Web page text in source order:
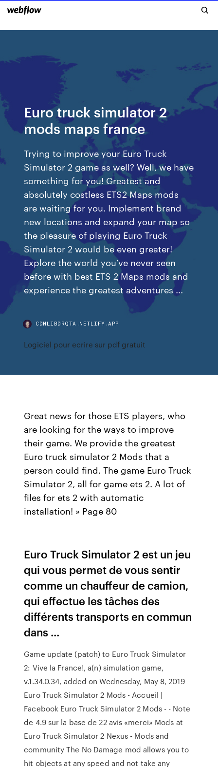
Euro truck simulator 2
mods maps france
Trying to improve your Euro Truck
Simulator 2 game as well? Well, we have
something for you! Greatest and
absolutely costless ETS2 Maps mods
are waiting for you. Implement brand
new locations and expand your map so
the pleasure of playing Euro Truck
Simulator 2 would be even greater!
Explore the world you’ve never seen
before with best ETS 2 Maps mods and
experience the greatest adventures ...
CDNLIBDRQTA.NETLIFY.APP
Logiciel pour ecrire sur pdf gratuit
Great news for those ETS players, who
are looking for the ways to improve
their game. We provide the greatest
Euro truck simulator 2 Mods that a
person could find. The game Euro Truck
Simulator 2, all for game ets 2. A lot of
files for ets 2 with automatic
installation! » Page 80
Euro Truck Simulator 2 est un jeu
qui vous permet de vous sentir
comme un chauffeur de camion,
qui effectue les tâches des
différents transports en commun
dans ...
Game update (patch) to Euro Truck Simulator
2: Vive la France!, a(n) simulation game,
v.1.34.0.34, added on Wednesday, May 8, 2019
Euro Truck Simulator 2 Mods - Accueil |
Facebook Euro Truck Simulator 2 Mods - - Note
de 4.9 sur la base de 22 avis «merci» Mods at
Euro Truck Simulator 2 Nexus - Mods and
community The No Damage mod allows you to
hit objects at any speed and not take any